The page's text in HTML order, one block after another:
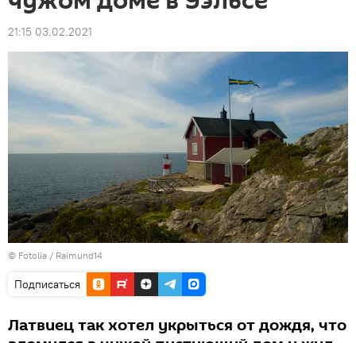
21:15 03.02.2021
© Fotolia / Raimund14
Подписаться
Латвиец так хотел укрыться от дождя, что